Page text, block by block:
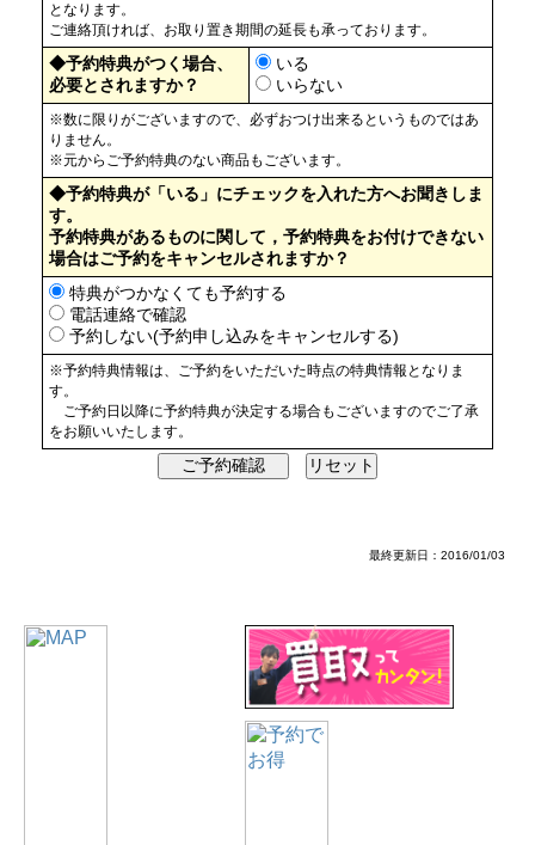
となります。
ご連絡頂ければ、お取り置き期間の延長も承っております。
◆予約特典がつく場合、
必要とされますか？
いる
いらない
※数に限りがございますので、必ずおつけ出来るというものではあ
りません。
※元からご予約特典のない商品もございます。
◆予約特典が「いる」にチェックを入れた方へお聞きしま
す。
予約特典があるものに関して，予約特典をお付けできない
場合はご予約をキャンセルされますか？
特典がつかなくても予約する
電話連絡で確認
予約しない(予約申し込みをキャンセルする)
※予約特典情報は、ご予約をいただいた時点の特典情報となりま
す。
ご予約日以降に予約特典が決定する場合もございますのでご了承
をお願いいたします。
最終更新日：2016/01/03